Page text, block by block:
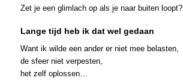
Zet je een glimlach op als je naar buiten loopt?
Lange tijd heb ik dat wel gedaan
Want ik wilde een ander er niet mee belasten,
de sfeer niet verpesten,
het zelf oplossen…